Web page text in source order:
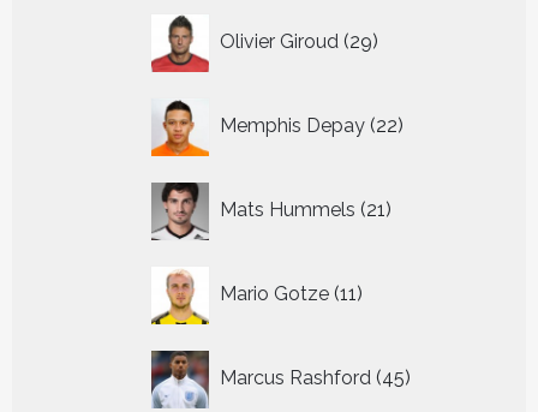
Olivier Giroud 29
producten
Memphis Depay 22
producten
Mats Hummels 21
producten
Mario Gotze 11
producten
Marcus Rashford 45
producten